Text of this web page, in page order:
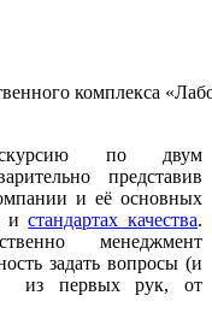
комплекса
по двум
представив
и её основных
истандартах качества.
менеджмент
задать вопросы (и
из первых рук, от